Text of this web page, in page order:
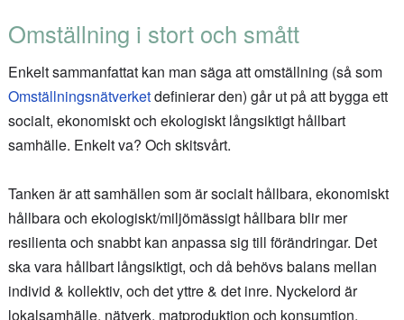
Omställning i stort och smått
Enkelt sammanfattat kan man säga att omställning (så som
Omställningsnätverketdefinierar den) går ut på att bygga ett
socialt, ekonomiskt och ekologiskt långsiktigt hållbart
samhälle. Enkelt va? Och skitsvårt.
Tanken är att samhällen som är socialt hållbara, ekonomiskt
hållbara och ekologiskt/miljömässigt hållbara blir mer
resilienta och snabbt kan anpassa sig till förändringar. Det
ska vara hållbart långsiktigt, och då behövs balans mellan
individ & kollektiv, och det yttre & det inre. Nyckelord är
lokalsamhälle, nätverk, matproduktion och konsumtion.